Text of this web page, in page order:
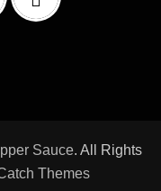
Sauce. All Rights
Themes